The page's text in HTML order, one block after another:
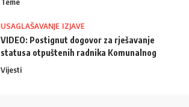
USAGLAŠAVANJE IZJAVE
VIDEO: Postignut dogovor za rješavanje
statusa otpuštenih radnika Komunalnog
Vijesti